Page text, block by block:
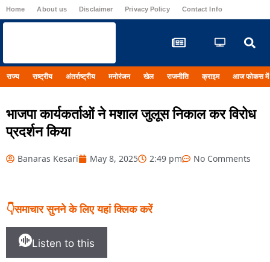
Home About us Disclaimer Privacy Policy Contact Info
राज्य राष्ट्रीय अंतर्राष्ट्रीय मनोरंजन खेल राजनीति क्राइम आज फोकस में
भाजपा कार्यकर्ताओं ने मशाल जुलूस निकाल कर विरोध
प्रदर्शन किया
Banaras Kesari May 8, 2025 2:49 pm No Comments
👇समाचार सुनने के लिए यहां क्लिक करें
Listen to this